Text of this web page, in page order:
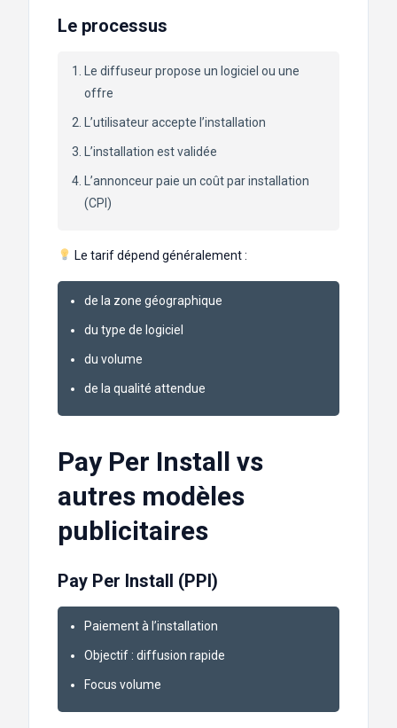
Le processus
Le diffuseur propose un logiciel ou une
offre
L’utilisateur accepte l’installation
L’installation est validée
L’annonceur paie un coût par installation
(CPI)
Le tarif dépend généralement :
de la zone géographique
du type de logiciel
du volume
de la qualité attendue
Pay Per Install vs
autres modèles
publicitaires
Pay Per Install (PPI)
Paiement à l’installation
Objectif : diffusion rapide
Focus volume